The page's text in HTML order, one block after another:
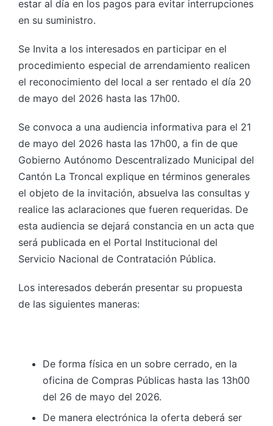
estar al día en los pagos para evitar interrupciones
en su suministro.
Se Invita a los interesados en participar en el
procedimiento especial de arrendamiento realicen
el reconocimiento del local a ser rentado el día 20
de mayo del 2026 hasta las 17h00.
Se convoca a una audiencia informativa para el 21
de mayo del 2026 hasta las 17h00, a fin de que
Gobierno Autónomo Descentralizado Municipal del
Cantón La Troncal explique en términos generales
el objeto de la invitación, absuelva las consultas y
realice las aclaraciones que fueren requeridas. De
esta audiencia se dejará constancia en un acta que
será publicada en el Portal Institucional del
Servicio Nacional de Contratación Pública.
Los interesados deberán presentar su propuesta
de las siguientes maneras:
De forma física en un sobre cerrado, en la
oficina de Compras Públicas hasta las 13h00
del 26 de mayo del 2026.
De manera electrónica la oferta deberá ser